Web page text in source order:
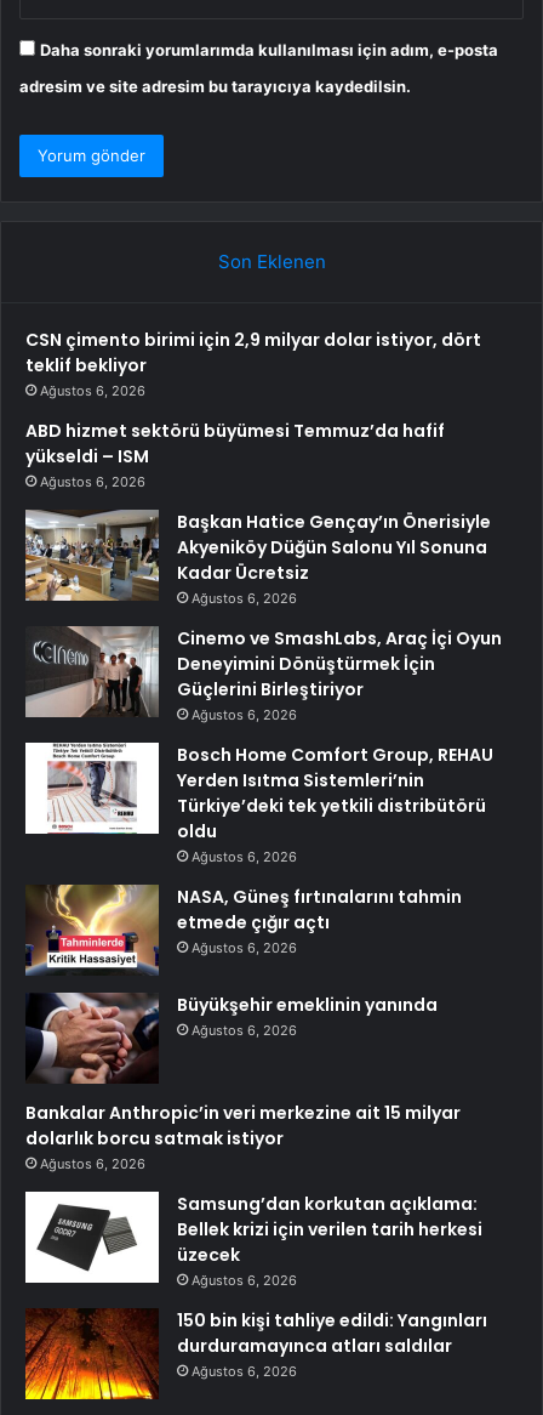
Daha sonraki yorumlarımda kullanılması için adım, e-posta
adresim ve site adresim bu tarayıcıya kaydedilsin.
Son Eklenen
CSN çimento birimi için 2,9 milyar dolar istiyor, dört
teklif bekliyor
Ağustos 6, 2026
ABD hizmet sektörü büyümesi Temmuz’da hafif
yükseldi – ISM
Ağustos 6, 2026
Başkan Hatice Gençay’ın Önerisiyle
Akyeniköy Düğün Salonu Yıl Sonuna
Kadar Ücretsiz
Ağustos 6, 2026
Cinemo ve SmashLabs, Araç İçi Oyun
Deneyimini Dönüştürmek İçin
Güçlerini Birleştiriyor
Ağustos 6, 2026
Bosch Home Comfort Group, REHAU
Yerden Isıtma Sistemleri’nin
Türkiye’deki tek yetkili distribütörü
oldu
Ağustos 6, 2026
NASA, Güneş fırtınalarını tahmin
etmede çığır açtı
Ağustos 6, 2026
Büyükşehir emeklinin yanında
Ağustos 6, 2026
Bankalar Anthropic’in veri merkezine ait 15 milyar
dolarlık borcu satmak istiyor
Ağustos 6, 2026
Samsung’dan korkutan açıklama:
Bellek krizi için verilen tarih herkesi
üzecek
Ağustos 6, 2026
150 bin kişi tahliye edildi: Yangınları
durduramayınca atları saldılar
Ağustos 6, 2026